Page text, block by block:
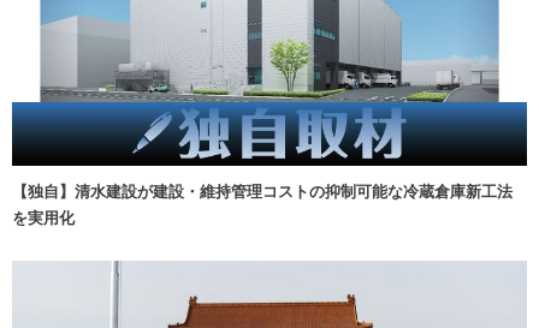
【独自】清水建設が建設・維持管理コストの抑制可能な冷蔵倉庫新工法
を実用化